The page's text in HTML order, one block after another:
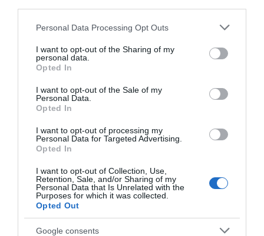
Please note that this website/app uses one or more Google
not limited to your visit or usage behaviour. You may click to
grant or deny consent to Google and its third-party tags to
use your data for below specified purposes in below Google
consent section.
Personal Data Processing Opt Outs
I want to opt-out of the Sharing of my
personal data.
Opted In
I want to opt-out of the Sale of my
Personal Data.
Opted In
I want to opt-out of processing my
Personal Data for Targeted Advertising.
Opted In
I want to opt-out of Collection, Use,
Retention, Sale, and/or Sharing of my
Personal Data that Is Unrelated with the
Purposes for which it was collected.
Opted Out
Google consents
ΕΛΛΑΔΑ
Πύρινος εφιάλτης 30 χιλιομέτρων στην
Εύβοια – Περικυκλώνει διαρκώς χωριά – Το
πρωί η φωτιά θα φτάσει στο Αιγαίο (vids)
Η φωτιά κατευθύνεται προς την Ιστιαία